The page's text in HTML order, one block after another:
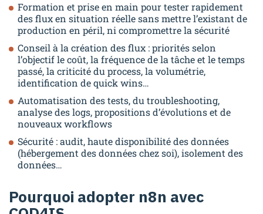
Formation et prise en main pour tester rapidement
des flux en situation réelle sans mettre l’existant de
production en péril, ni compromettre la sécurité
Conseil à la création des flux : priorités selon
l’objectif le coût, la fréquence de la tâche et le temps
passé, la criticité du process, la volumétrie,
identification de quick wins…
Automatisation des tests, du troubleshooting,
analyse des logs, propositions d’évolutions et de
nouveaux workflows
Sécurité : audit, haute disponibilité des données
(hébergement des données chez soi), isolement des
données…
Pourquoi adopter n8n avec